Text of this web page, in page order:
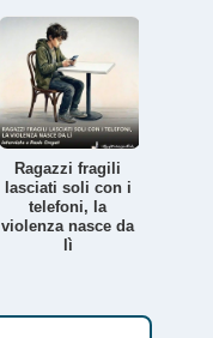
Ragazzi fragili
lasciati soli con i
telefoni, la
violenza nasce da
lì